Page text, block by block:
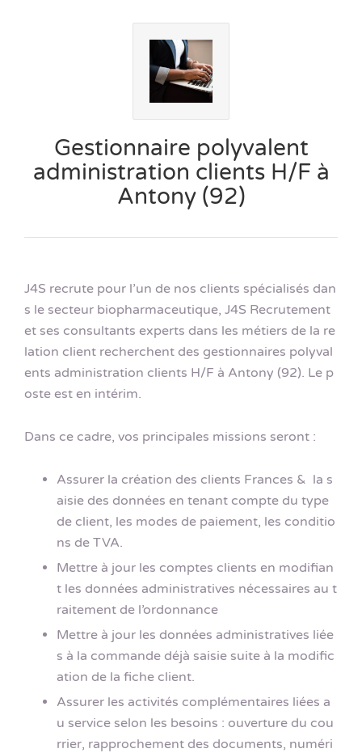
Gestionnaire polyvalent
administration clients H/F à
Antony (92)
J4S recrute pour l’un de nos clients spécialisés dan
s le secteur biopharmaceutique, J4S Recrutement
et ses consultants experts dans les métiers de la re
lation client recherchent des gestionnaires polyval
ents administration clients H/F à Antony (92). Le p
oste est en intérim.
Dans ce cadre, vos principales missions seront :
Assurer la création des clients Frances & la s
aisie des données en tenant compte du type
de client, les modes de paiement, les conditio
ns de TVA.
Mettre à jour les comptes clients en modifian
t les données administratives nécessaires au t
raitement de l’ordonnance
Mettre à jour les données administratives liée
s à la commande déjà saisie suite à la modific
ation de la fiche client.
Assurer les activités complémentaires liées a
u service selon les besoins : ouverture du cou
rrier, rapprochement des documents, numéri